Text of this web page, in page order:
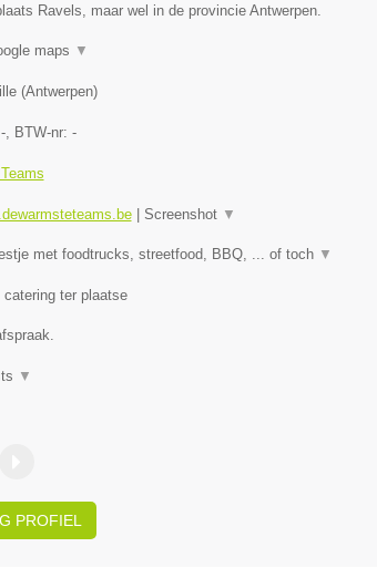
Ravels, maar wel in de provincie Antwerpen.
maps ▼
(Antwerpen)
-, BTW-nr: -
| Screenshot ▼
met foodtrucks, streetfood, BBQ, ... of toch ▼
ter plaatse
▼
PROFIEL